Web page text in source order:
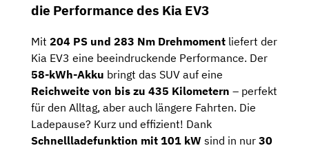
die Performance des Kia EV3
Mit 204 PS und 283 Nm Drehmoment liefert der
Kia EV3 eine beeindruckende Performance. Der
58-kWh-Akku bringt das SUV auf eine
Reichweite von bis zu 435 Kilometern – perfekt
für den Alltag, aber auch längere Fahrten. Die
Ladepause? Kurz und effizient! Dank
Schnellladefunktion mit 101 kW sind in nur 30